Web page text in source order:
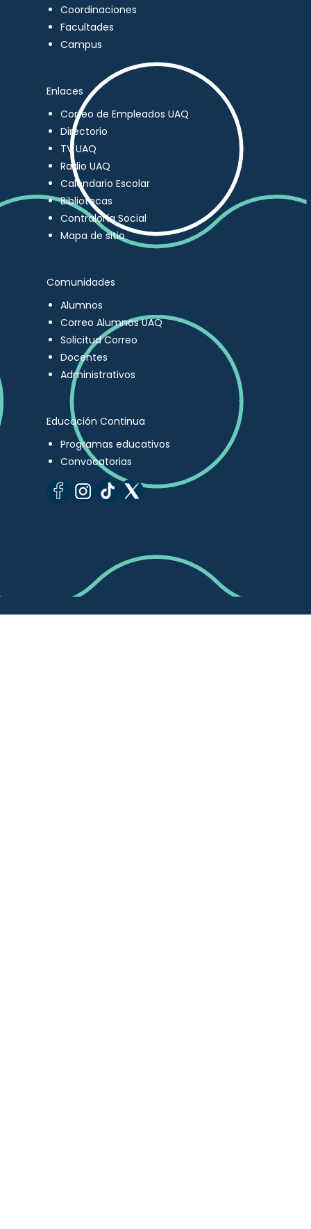
Coordinaciones
Facultades
Campus
Enlaces
Correo de Empleados UAQ
Directorio
TV UAQ
Radio UAQ
Calendario Escolar
Bibliotecas
Contraloría Social
Mapa de sitio
Comunidades
Alumnos
Correo Alumnos UAQ
Solicitud Correo
Docentes
Administrativos
Educación Continua
Programas educativos
Convocatorias